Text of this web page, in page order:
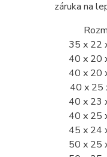
záruka na
35 x 22
40 x 20
40 x 20
40 x 25
40 x 23
40 x 25
45 x 24
50 x 25